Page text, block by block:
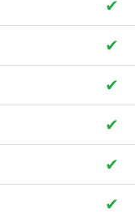
✔
✔
✔
✔
✔
✔